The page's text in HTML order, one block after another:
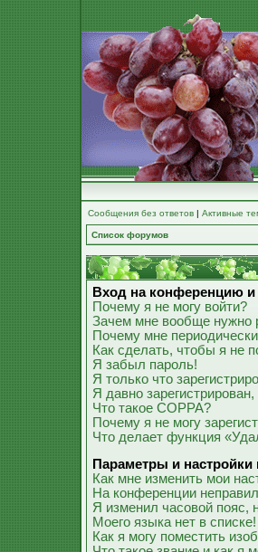
Сообщения без ответов | Активные
Список форумов
Вход на конференцию и
Почему я не могу войти?
Зачем мне вообще нужно
Почему мне
Как сделать, чтобы я не
Я забыл пароль!
Я только что
Я давно
Что такое COPPA?
Почему я не могу
Что делает функция
Параметры и настройки
Как мне изменить мои
На конференции
Я изменил часовой пояс,
Моего языка нет в списке!
Как я могу поместить